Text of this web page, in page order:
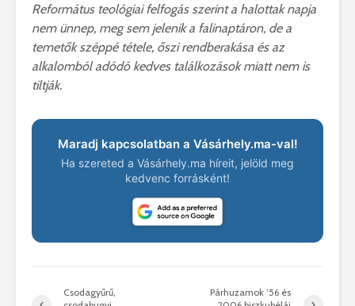
Református teológiai felfogás szerint a halottak napja
nem ünnep, meg sem jelenik a falinaptáron, de a
temetők széppé tétele, őszi rendberakása és az
alkalomból adódó kedves találkozások miatt nem is
tiltják.
Maradj kapcsolatban a Vásárhely.ma-val!
Ha szereted a Vásárhely.ma híreit, jelöld meg
kedvenc forrásként!
Csodagyűrű,
Párhuzamok ’56 és